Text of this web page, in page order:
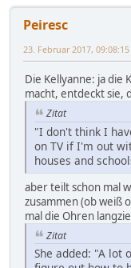
Peiresc
23. Februar 2017, 09:08:15
Die Kellyanne: ja die
macht, entdeckt sie,
Zitat
"I don't think I
on TV if I'm out
houses and
aber teilt schon mal
zusammen (ob weiß
mal die Ohren
Zitat
She added: "A lot